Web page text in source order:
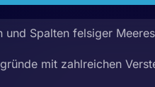
und Spalten felsiger
mit zahlreichen